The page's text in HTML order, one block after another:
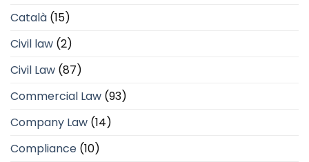
Català (15)
Civil law (2)
Civil Law (87)
Commercial Law (93)
Company Law (14)
Compliance (10)